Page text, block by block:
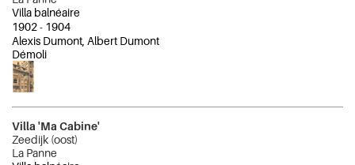
Villa balnéaire
1902- 1904
Alexis Dumont, Albert Dumont
Démoli
Villa 'Ma Cabine'
Zeedijk (oost)
La Panne